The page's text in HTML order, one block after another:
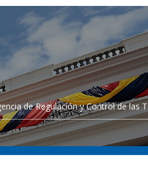
de Regulación y Control de las